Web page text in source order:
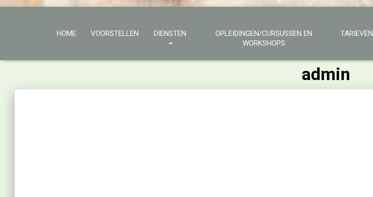
HOME VOORSTELLEN DIENSTEN
OPLEIDINGEN/CURSUSSEN EN
WORKSHOPS
TARIEVEN
admin